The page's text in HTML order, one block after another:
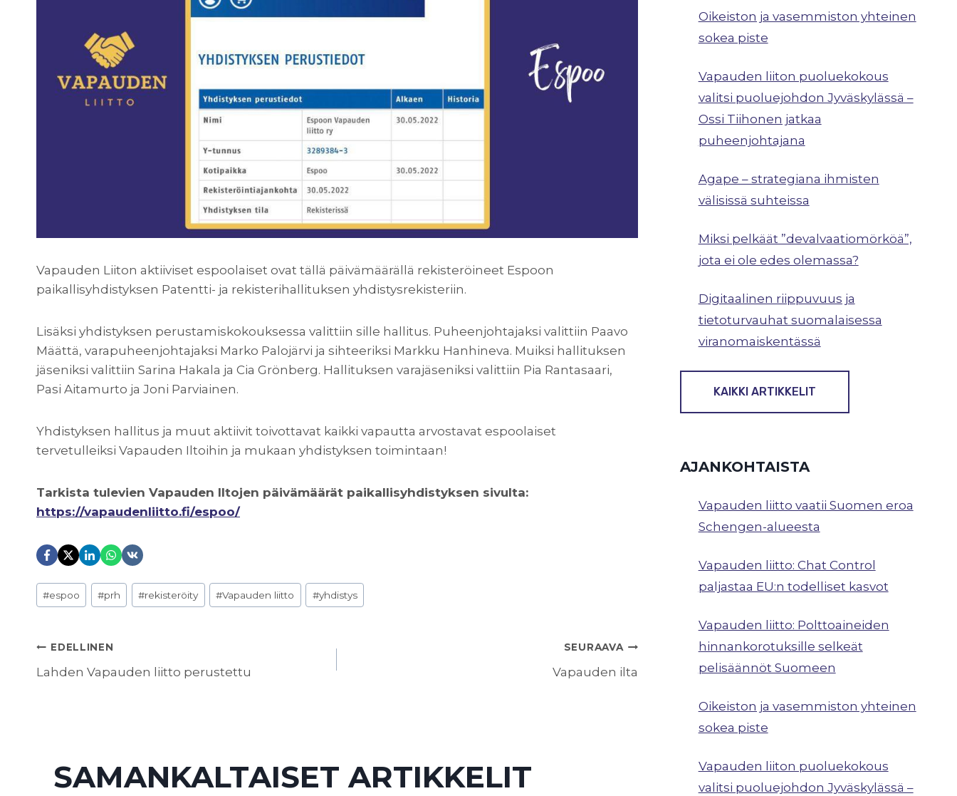
Vapauden Liiton aktiiviset espoolaiset ovat tällä päivämäärällä rekisteröineet Espoon
paikallisyhdistyksen Patentti- ja rekisterihallituksen yhdistysrekisteriin.
Lisäksi yhdistyksen perustamiskokouksessa valittiin sille hallitus. Puheenjohtajaksi valittiin Paavo
Määttä, varapuheenjohtajaksi Marko Palojärvi ja sihteeriksi Markku Hanhineva. Muiksi hallituksen
jäseniksi valittiin Sarina Hakala ja Cia Grönberg. Hallituksen varajäseniksi valittiin Pia Rantasaari,
Pasi Aitamurto ja Joni Parviainen.
Yhdistyksen hallitus ja muut aktiivit toivottavat kaikki vapautta arvostavat espoolaiset
tervetulleiksi Vapauden Iltoihin ja mukaan yhdistyksen toimintaan!
Tarkista tulevien Vapauden Iltojen päivämäärät paikallisyhdistyksen sivulta:
https://vapaudenliitto.fi/espoo/
Avainsanat:
#espoo #prh #rekisteröity #Vapauden liitto #yhdistys
ARTIKKELIEN
EDELLINEN
Lahden Vapauden liitto perustettu
SEURAAVA
Vapauden ilta
SAMANKALTAISET ARTIKKELIT
Oikeiston ja vasemmiston yhteinen
sokea piste
Vapauden liiton puoluekokous
valitsi puoluejohdon Jyväskylässä –
Ossi Tiihonen jatkaa
puheenjohtajana
Agape – strategiana ihmisten
välisissä suhteissa
Miksi pelkäät ”devalvaatiomörköä”,
jota ei ole edes olemassa?
Digitaalinen riippuvuus ja
tietoturvauhat suomalaisessa
viranomaiskentässä
KAIKKI ARTIKKELIT
AJANKOHTAISTA
Vapauden liitto vaatii Suomen eroa
Schengen-alueesta
Vapauden liitto: Chat Control
paljastaa EU:n todelliset kasvot
Vapauden liitto: Polttoaineiden
hinnankorotuksille selkeät
pelisäännöt Suomeen
Oikeiston ja vasemmiston yhteinen
sokea piste
Vapauden liiton puoluekokous
valitsi puoluejohdon Jyväskylässä –